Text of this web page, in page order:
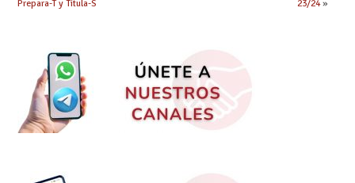
Prepara-T y Titula-S
23/24»